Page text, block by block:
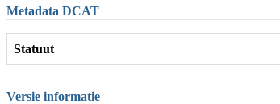
Metadata DCAT
Statuut
Versie informatie